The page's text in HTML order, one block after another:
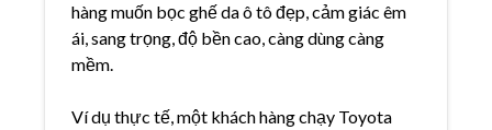
hàng muốn bọc ghế da ô tô đẹp, cảm giác êm
ái, sang trọng, độ bền cao, càng dùng càng
mềm.
Ví dụ thực tế, một khách hàng chạy Toyota